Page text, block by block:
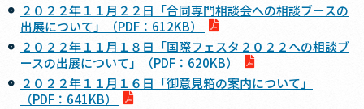
２０２２年１１月２２日「合同専門相談会への相談ブースの
出展について」（PDF：612KB）
２０２２年１１月１８日「国際フェスタ２０２２への相談ブ
ースの出展について」（PDF：620KB）
２０２２年１１月１６日「御意見箱の案内について」
（PDF：641KB）